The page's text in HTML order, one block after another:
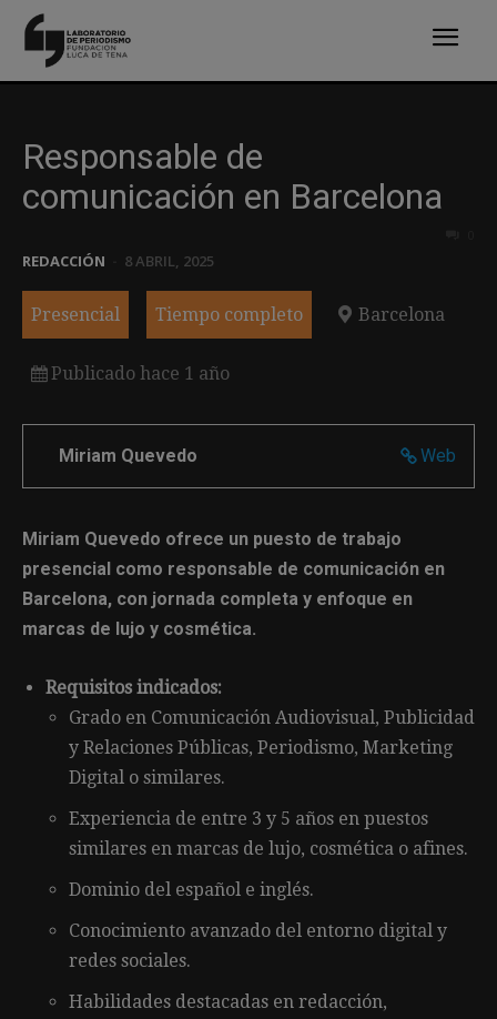
Responsable de
comunicación en Barcelona
REDACCIÓN 8 ABRIL, 2025
Presencial Tiempo completo Barcelona
Publicado hace 1 año
Web
Miriam Quevedo
Miriam Quevedo ofrece un puesto de trabajo
presencial como responsable de comunicación en
Barcelona, con jornada completa y enfoque en
marcas de lujo y cosmética.
Requisitos indicados:
Grado en Comunicación Audiovisual, Publicidad
y Relaciones Públicas, Periodismo, Marketing
Digital o similares.
Experiencia de entre 3 y 5 años en puestos
similares en marcas de lujo, cosmética o afines.
Dominio del español e inglés.
Conocimiento avanzado del entorno digital y
redes sociales.
Habilidades destacadas en redacción,